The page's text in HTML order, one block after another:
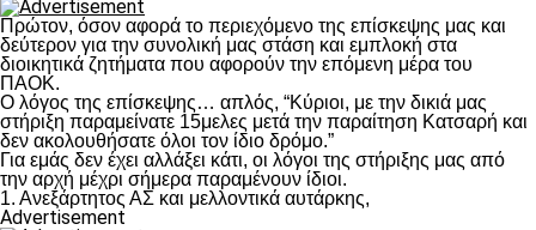
Πρώτον, όσον αφορά το περιεχόμενο της επίσκεψης μας και
δεύτερον για την συνολική μας στάση και εμπλοκή στα
διοικητικά ζητήματα που αφορούν την επόμενη μέρα του
ΠΑΟΚ.
Ο λόγος της επίσκεψης… απλός, “Κύριοι, με την δικιά μας
στήριξη παραμείνατε 15μελες μετά την παραίτηση Κατσαρή και
δεν ακολουθήσατε όλοι τον ίδιο δρόμο.”
Για εμάς δεν έχει αλλάξει κάτι, οι λόγοι της στήριξης μας από
την αρχή μέχρι σήμερα παραμένουν ίδιοι.
1. Ανεξάρτητος ΑΣ και μελλοντικά αυτάρκης,
Advertisement